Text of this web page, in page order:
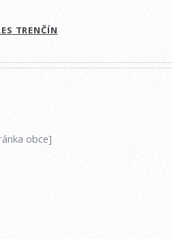
TRENČÍN
obce]